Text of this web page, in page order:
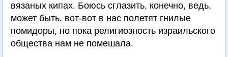
вязаных кипах. Боюсь сглазить, конечно, ведь,
может быть, вот-вот в нас полетят гнилые
помидоры, но пока религиозность израильского
общества нам не помешала.